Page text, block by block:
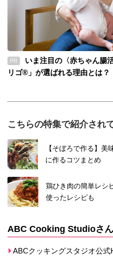
PR
いま注目の〈赤ちゃん腸
リゴ®」が選ばれる理由とは？
こちらの特集で紹介され
【そぼろで作る】
に作るコツまとめ
鶏ひき肉の簡単レシ
使ったレシピも
ABC Cooking Studioさ
ABCクッキングスタジオ公式